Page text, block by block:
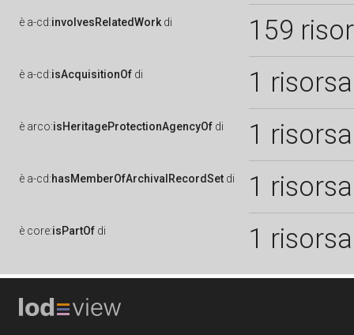
è a-cd:involvesRelatedWork di 159
è a-cd:isAcquisitionOf di 1 risorsa
è arco:isHeritageProtectionAgencyOf di 1 risorsa
è a-cd:hasMemberOfArchivalRecordSet di 1 risorsa
è core:isPartOf di 1 risorsa